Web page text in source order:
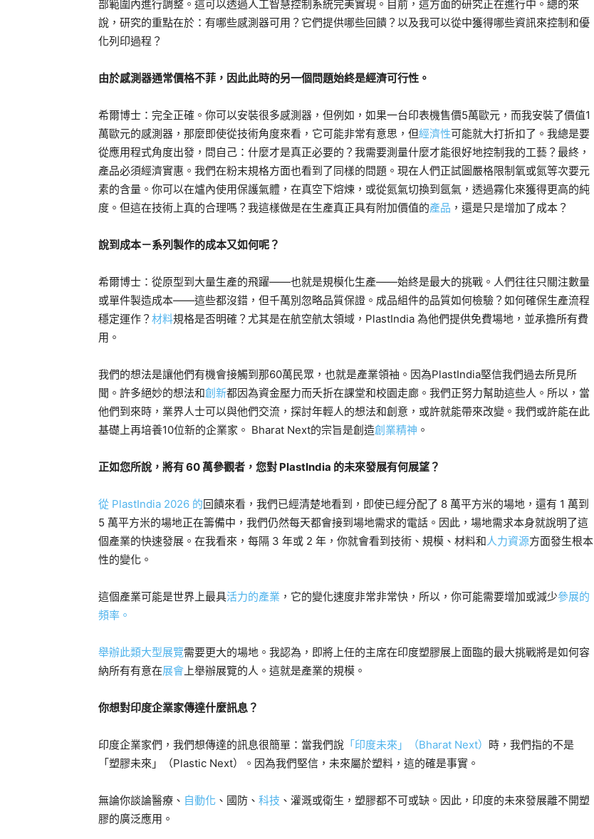
部範圍內進行調整。這可以透過人工智慧控制系統完美實現。目前，這方面的研究正在進行中。總的來
說，研究的重點在於：有哪些感測器可用？它們提供哪些回饋？以及我可以從中獲得哪些資訊來控制和優
化列印過程？
由於感測器通常價格不菲，因此此時的另一個問題始終是經濟可行性。
希爾博士：完全正確。你可以安裝很多感測器，但例如，如果一台印表機售價5萬歐元，而我安裝了價值1
萬歐元的感測器，那麼即使從技術角度來看，它可能非常有意思，但經濟性可能就大打折扣了。我總是要
從應用程式角度出發，問自己：什麼才是真正必要的？我需要測量什麼才能很好地控制我的工藝？最終，
產品必須經濟實惠。我們在粉末規格方面也看到了同樣的問題。現在人們正試圖嚴格限制氧或氮等次要元
素的含量。你可以在爐內使用保護氣體，在真空下熔煉，或從氮氣切換到氬氣，透過霧化來獲得更高的純
度。但這在技術上真的合理嗎？我這樣做是在生產真正具有附加價值的產品 ，還是只是增加了成本？
說到成本－系列製作的成本又如何呢？
希爾博士：從原型到大量生產的飛躍——也就是規模化生產——始終是最大的挑戰。人們往往只關注數量
或單件製造成本——這些都沒錯，但千萬別忽略品質保證。成品組件的品質如何檢驗？如何確保生產流程
穩定運作？ 材料規格是否明確？尤其是在航空航太領域，PlastIndia 為他們提供免費場地，並承擔所有費
用。
我們的想法是讓他們有機會接觸到那60萬民眾，也就是產業領袖。因為PlastIndia堅信我們過去所見所
聞。許多絕妙的想法和創新都因為資金壓力而夭折在課堂和校園走廊。我們正努力幫助這些人。所以，當
他們到來時，業界人士可以與他們交流，探討年輕人的想法和創意，或許就能帶來改變。我們或許能在此
基礎上再培養10位新的企業家。 Bharat Next的宗旨是創造創業精神 。
正如您所說，將有 60 萬參觀者，您對 PlastIndia 的未來發展有何展望？
從 PlastIndia 2026 的回饋來看，我們已經清楚地看到，即使已經分配了 8 萬平方米的場地，還有 1 萬到
5 萬平方米的場地正在籌備中，我們仍然每天都會接到場地需求的電話。因此，場地需求本身就說明了這
個產業的快速發展。在我看來，每隔 3 年或 2 年，你就會看到技術、規模、材料和人力資源方面發生根本
性的變化。
這個產業可能是世界上最具活力的產業 ，它的變化速度非常非常快，所以，你可能需要增加或減少參展的
頻率。
舉辦此類大型展覽需要更大的場地 。我認為，即將上任的主席在印度塑膠展上面臨的最大挑戰將是如何容
納所有有意在展會上舉辦展覽的人。這就是產業的規模。
你想對印度企業家傳達什麼訊息？
印度企業家們，我們想傳達的訊息很簡單：當我們說 「印度未來」（Bharat Next）
時，我們指的不是
「塑膠未來」（Plastic Next）。因為我們堅信，未來屬於塑料，這的確是事實。
無論你談論醫療、 自動化 、國防、 科技 、灌溉或衛生，塑膠都不可或缺。因此，印度的未來發展離不開塑
膠的廣泛應用。